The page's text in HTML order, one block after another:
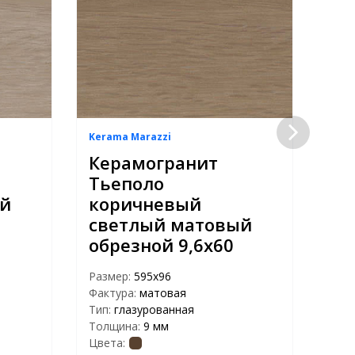
Kerama Marazzi
Керамогранит
Тьеполо
коричневый
светлый матовый
обрезной 9,6х60
Размер: 595х96
Фактура: матовая
Тип: глазурованная
Толщина: 9 мм
Цвета: